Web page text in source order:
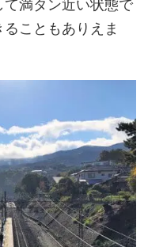
満タン近い状態で
こともありえま